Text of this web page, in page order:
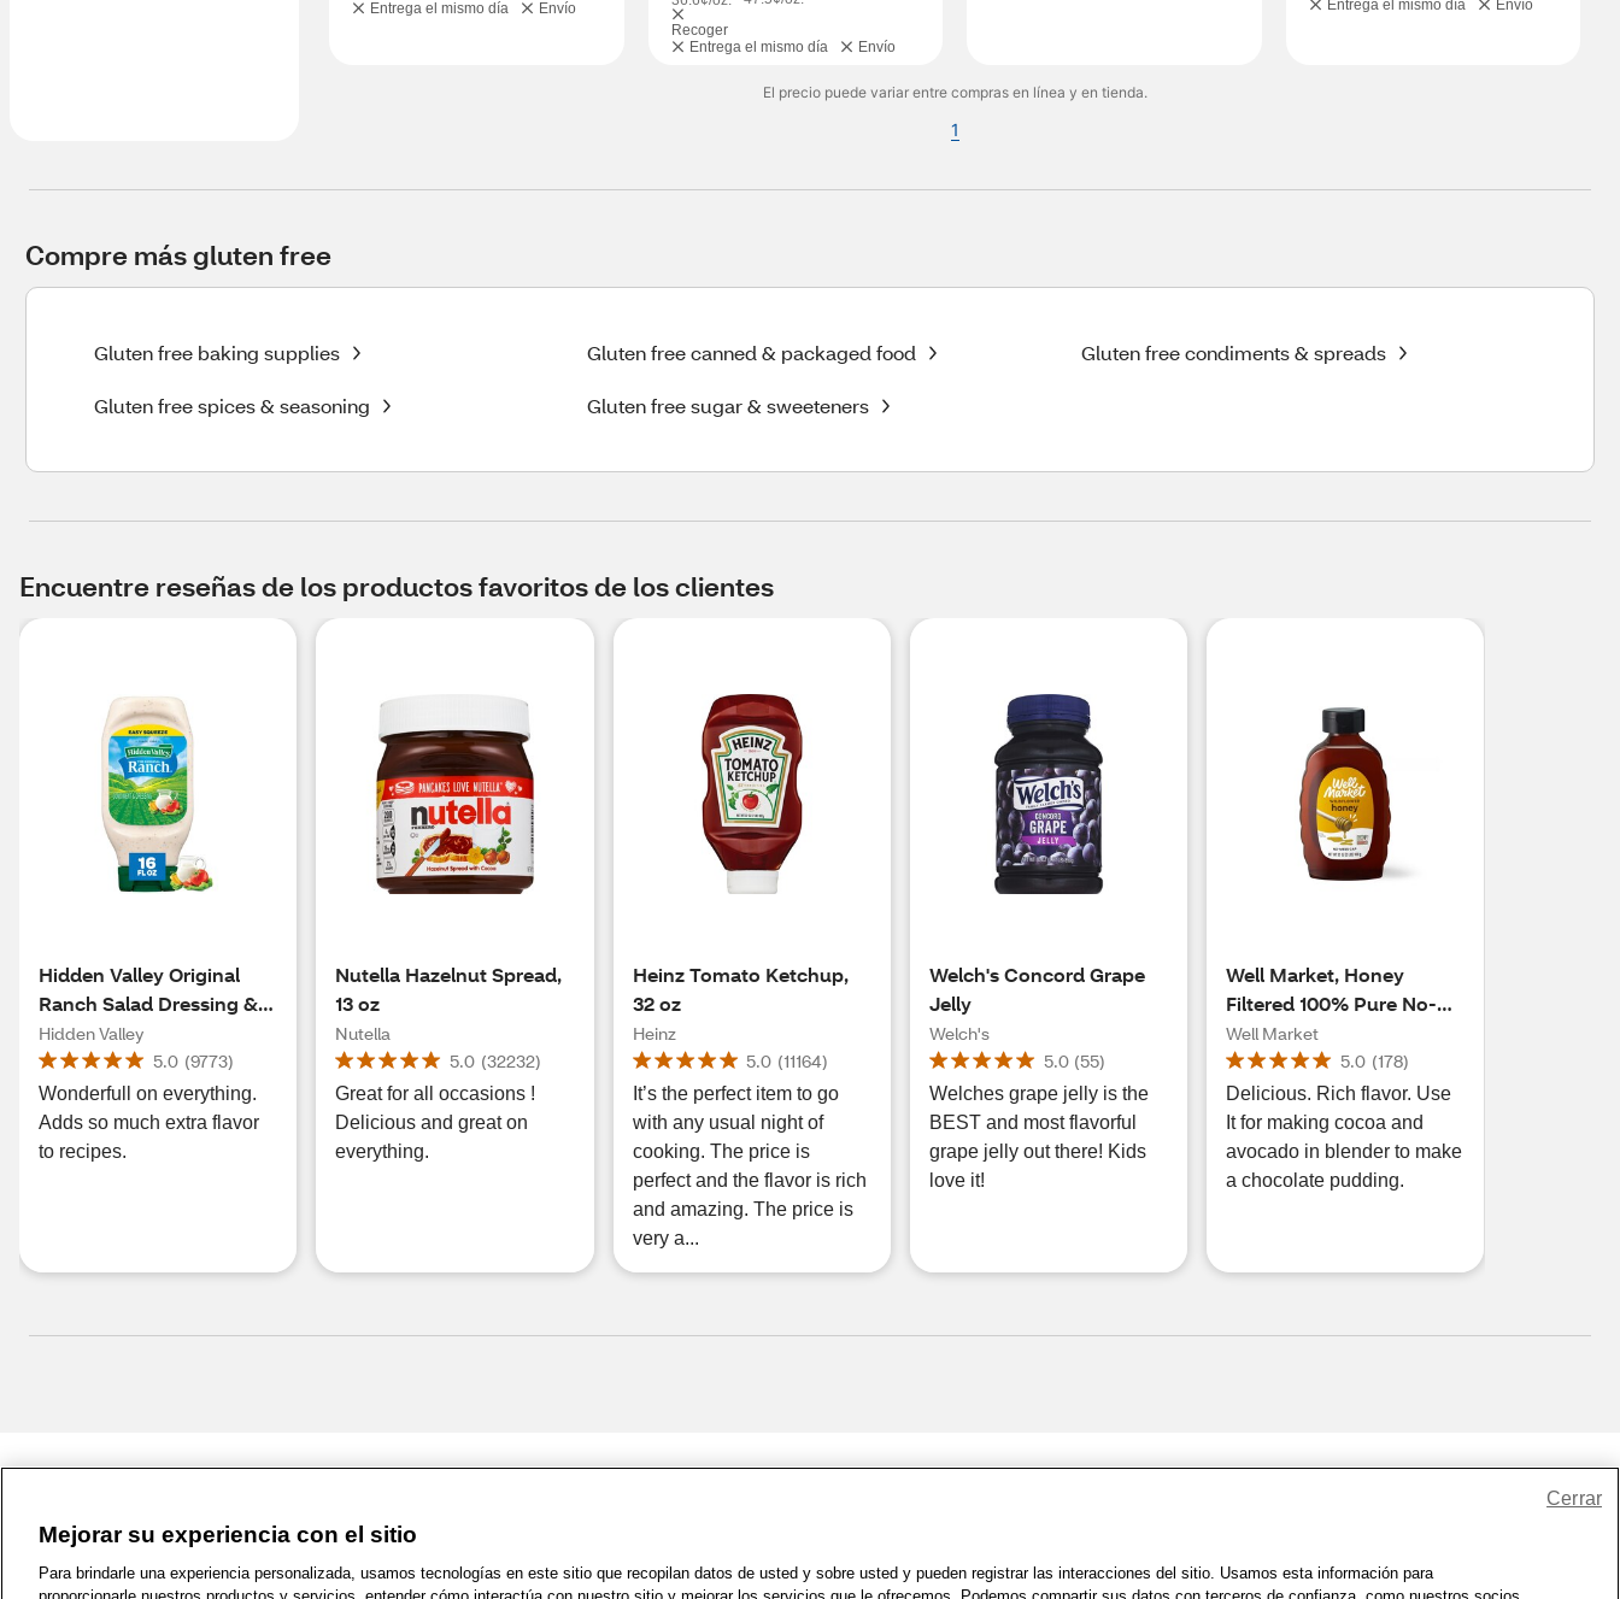
Entrega el mismo día
Envío
Recoger
Entrega el mismo día
Envío
Entrega el mismo día
Envío
El precio puede variar entre compras en línea y en tienda.
1
Compre más gluten free
Gluten free baking supplies Gluten free canned & packaged food Gluten free condiments & spreads
Gluten free spices & seasoning Gluten free sugar & sweeteners
Encuentre reseñas de los productos favoritos de los clientes
Hidden Valley Original
Ranch Salad Dressing &
Topping, Gluten Free, 16
oz
Hidden Valley
5.0 (9773)
Wonderfull on everything.
Adds so much extra flavor
to recipes.
Nutella Hazelnut Spread,
13 oz
Nutella
5.0 (32232)
Great for all occasions !
Delicious and great on
everything.
Heinz Tomato Ketchup,
32 oz
Heinz
5.0 (11164)
It’s the perfect item to go
with any usual night of
cooking. The price is
perfect and the flavor is rich
and amazing. The price is
very a...
Welch's Concord Grape
Jelly
Welch's
5.0 (55)
Welches grape jelly is the
BEST and most flavorful
grape jelly out there! Kids
love it!
Well Market, Honey
Filtered 100% Pure No-
Mess Cap Bottle, 32 oz
Well Market
5.0 (178)
Delicious. Rich flavor. Use
It for making cocoa and
avocado in blender to make
a chocolate pudding.
1-800-679-9691 | Contáctenos | Términos de Uso | Accesibilidad | Política de Privacidad | WA Privacy Policy | Mapa del sitio | Zona de Bienestar | © 1999 - 2026 CVS.com
Mejorar su experiencia con el sitio
Para brindarle una experiencia personalizada, usamos tecnologías en este sitio que recopilan datos de usted y sobre usted y pueden registrar las interacciones del sitio. Usamos esta información para
Cerrar